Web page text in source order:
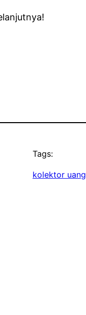
Tags:
kolektor uang